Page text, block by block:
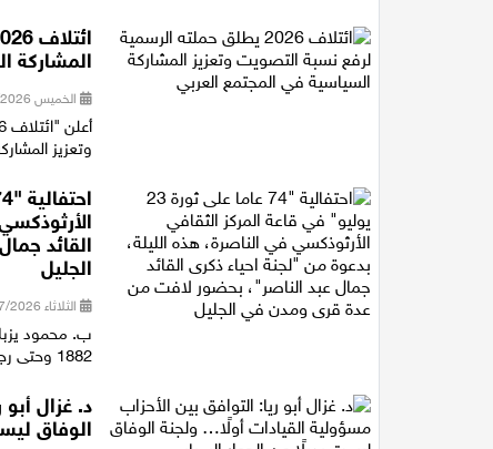
المشاركة
الخميس 30/07/2026 16:27
وتعزيز
القائد
الجليل
الثلاثاء 28/07/2026 21:15
ب. محمود
1882 وحتى رجيل الرئيس جمال عبد الناصر، متوقفا عند أهم المفاصل التاريخية ف...
د. غزال
الوفاق